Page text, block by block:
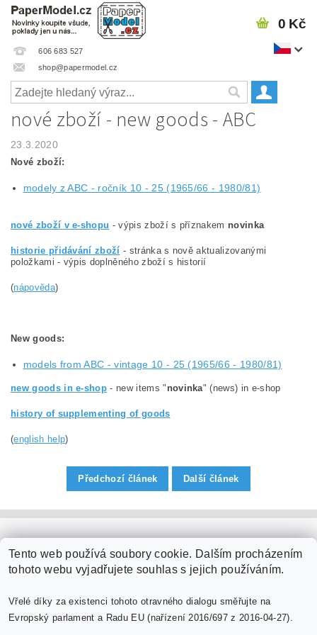
606 683 527
shop@papermodel.cz
0 Kč
nové zboží - new goods - ABC
23.3.2020
Nové zboží:
modely z ABC - ročník 10 - 25 (1965/66 - 1980/81)
nové zboží v e-shopu - výpis zboží s příznakem novinka
historie přidávání zboží - stránka s nově aktualizovanými
položkami - výpis doplněného zboží s historií
(nápověda)
New goods:
models from ABC - vintage 10 - 25 (1965/66 - 1980/81)
new goods in e-shop - new items " novinka" (news) in e-shop
history of supplementing of goods
(english help)
Předchozí článek Další článek
Tento web používá soubory cookie. Dalším procházením
tohoto webu vyjadřujete souhlas s jejich používáním.
Vřelé díky za existenci tohoto otravného dialogu směřujte na
Evropský parlament a Radu EU (nařízení 2016/697 z 2016-04-27).